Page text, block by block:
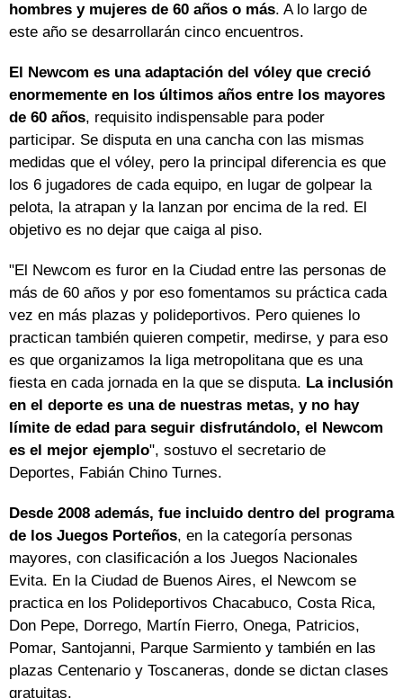
hombres y mujeres de 60 años o más. A lo largo de
este año se desarrollarán cinco encuentros.
El Newcom es una adaptación del vóley que creció
enormemente en los últimos años entre los mayores
de 60 años, requisito indispensable para poder
participar. Se disputa en una cancha con las mismas
medidas que el vóley, pero la principal diferencia es que
los 6 jugadores de cada equipo, en lugar de golpear la
pelota, la atrapan y la lanzan por encima de la red. El
objetivo es no dejar que caiga al piso.
"El Newcom es furor en la Ciudad entre las personas de
más de 60 años y por eso fomentamos su práctica cada
vez en más plazas y polideportivos. Pero quienes lo
practican también quieren competir, medirse, y para eso
es que organizamos la liga metropolitana que es una
fiesta en cada jornada en la que se disputa. La inclusión
en el deporte es una de nuestras metas, y no hay
límite de edad para seguir disfrutándolo, el Newcom
es el mejor ejemplo", sostuvo el secretario de
Deportes, Fabián Chino Turnes.
Desde 2008 además, fue incluido dentro del programa
de los Juegos Porteños, en la categoría personas
mayores, con clasificación a los Juegos Nacionales
Evita. En la Ciudad de Buenos Aires, el Newcom se
practica en los Polideportivos Chacabuco, Costa Rica,
Don Pepe, Dorrego, Martín Fierro, Onega, Patricios,
Pomar, Santojanni, Parque Sarmiento y también en las
plazas Centenario y Toscaneras, donde se dictan clases
gratuitas.